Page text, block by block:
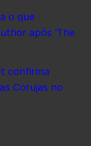
o que
após ‘The
confirma
Corujas no